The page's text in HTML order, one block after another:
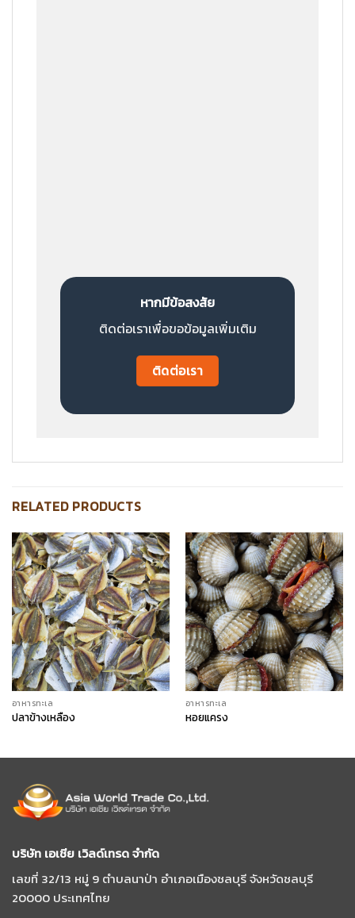
หากมีข้อสงสัย
ติดต่อเราเพื่อขอข้อมูลเพิ่มเติม
ติดต่อเรา
RELATED PRODUCTS
อาหารทะเล
ปลาข้างเหลือง
อาหารทะเล
หอยแครง
บริษัท เอเชีย เวิลด์เทรด จํากัด
เลขที่ 32/13 หมู่ 9 ตําบลนาป่า อําเภอเมืองชลบุรี จังหวัดชลบุรี
20000 ประเทศไทย